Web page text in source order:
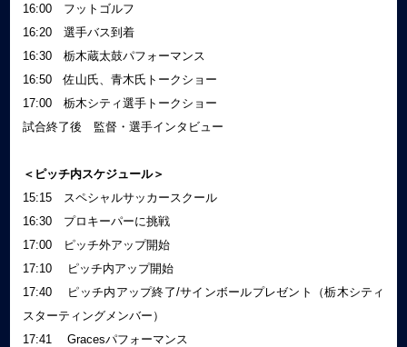
16:00 フットゴルフ
16:20 選手バス到着
16:30 栃木蔵太鼓パフォーマンス
16:50 佐山氏、青木氏トークショー
17:00 栃木シティ選手トークショー
試合終了後 監督・選手インタビュー
＜ピッチ内スケジュール＞
15:15 スペシャルサッカースクール
16:30 プロキーパーに挑戦
17:00 ピッチ外アップ開始
17:10 ピッチ内アップ開始
17:40 ピッチ内アップ終了/サインボールプレゼント（栃木シティ
スターティングメンバー）
17:41 Gracesパフォーマンス